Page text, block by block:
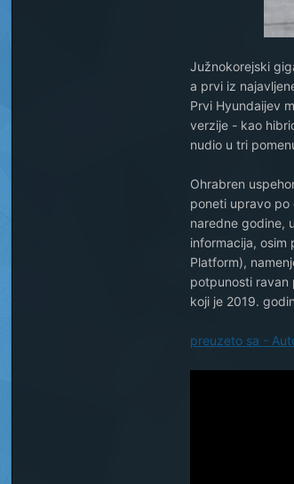
Južnokorejski
a prvi iz
Prvi Hyundaijev
verzije - kao
nudio u tri
Ohrabren
poneti upravo po
naredne godine,
informacija, osim
Platform),
potpunosti ravan
koji je 2019.
preuzeto sa -